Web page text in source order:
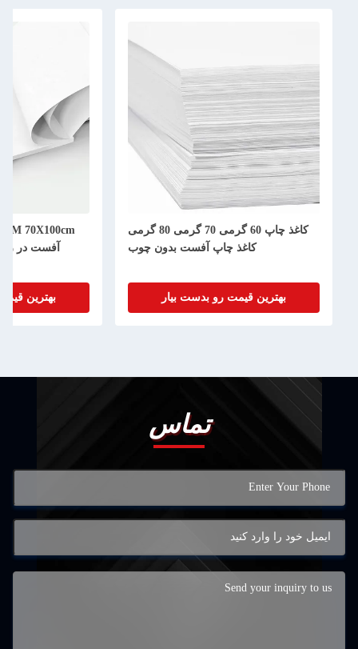
کاغذ چاپ 60 گرمی 70 گرمی 80 گرمی
کاغذ چاپ آفست بدون چوب
بهترین قیمت رو بدست بیار
آفست در
بهترین
تماس